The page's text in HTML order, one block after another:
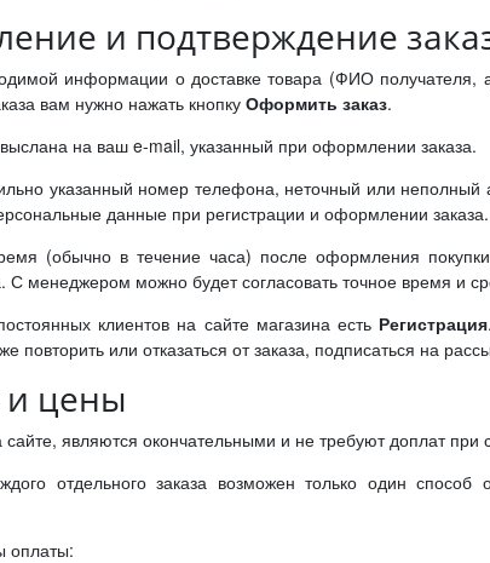
и подтверждение
информации о доставке товара (ФИО получателя,
вам нужно нажать кнопку Оформить заказ.
выслана на ваш e-mail, указанный при оформлении заказа.
указанный номер телефона, неточный или неполный
данные при регистрации и оформлении заказа.
(обычно в течение часа) после оформления
менеджером можно будет согласовать точное время и
клиентов на сайте магазина есть Регистрация
повторить или отказаться от заказа, подписаться на
и цены
являются окончательными и не требуют доплат при
отдельного заказа возможен только один
оплаты: